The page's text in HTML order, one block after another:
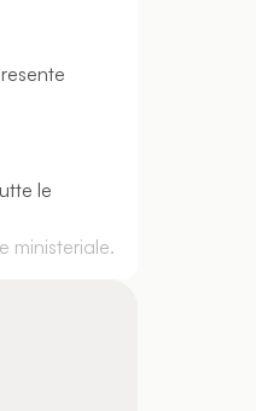
le
ministeriale.